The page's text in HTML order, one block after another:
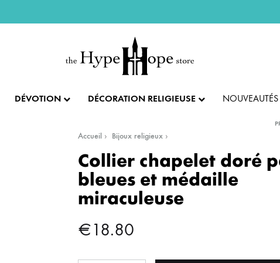
COLLECTION IMPÉRIALE
AUTRES BIJOUX
DÉVOTION
FÊTES ET LITURGIE
💝 SAINT VALENTIN
SACREMENTS
CADEAU DE BAPTÊME
DÉCORATION RELIGIEUSE NOUVEAUTÉS
Accueil Bijoux religieux
Collier chapelet doré
bleues et médaille
miraculeuse
€18.80